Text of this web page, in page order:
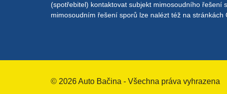
(spotřebitel) kontaktovat subjekt mimosoudního řešení
mimosoudním řešení sporů lze nalézt též na stránkách
© 2026 Auto Bačina - Všechna práva vyhrazena